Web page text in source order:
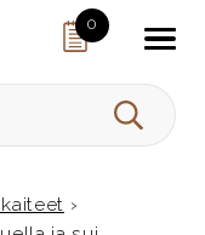
0
HAE
›